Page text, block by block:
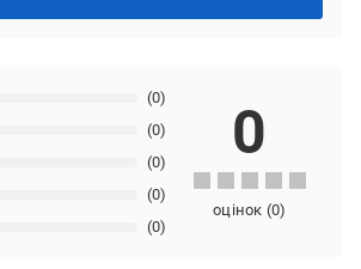
(0)
(0)
(0)
(0)
(0)
0
оцінок (0)